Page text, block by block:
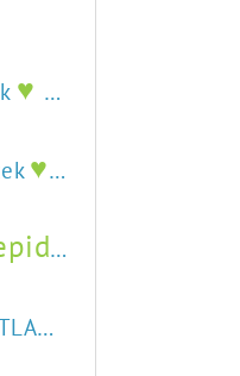
♥ tisk na jedlý papír
♥ tisk na jedlý papír
jedlý papír
Jedlý papír PAW PATROL - TLAPKOVÁ PATROLA